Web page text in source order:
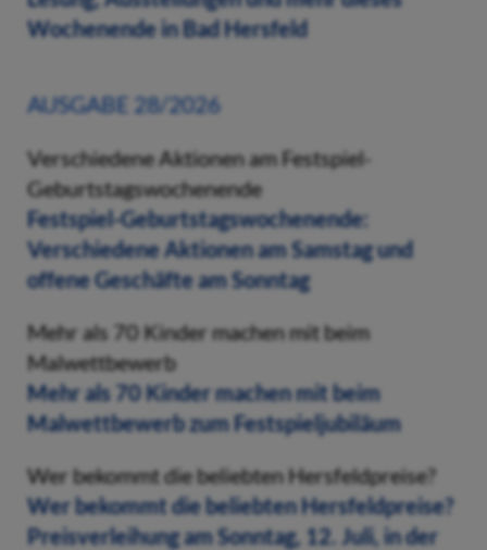
Wochenende in Bad Hersfeld
AUSGABE 28/2026
Verschiedene Aktionen am Festspiel-
Geburtstagswochenende
Festspiel-Geburtstagswochenende:
Verschiedene Aktionen am Samstag und
offene Geschäfte am Sonntag
Mehr als 70 Kinder machen mit beim
Malwettbewerb
Mehr als 70 Kinder machen mit beim
Malwettbewerb zum Festspieljubiläum
Wer bekommt die beliebten Hersfeldpreise?
Wer bekommt die beliebten Hersfeldpreise?
Preisverleihung am Sonntag, 12. Juli, in der